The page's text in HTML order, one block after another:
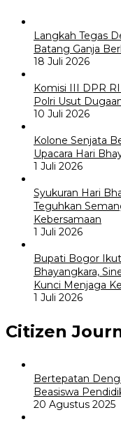
Langkah Tegas
Batang Ganja
18 Juli 2026
Komisi III DPR
Polri Usut
10 Juli 2026
Kolone Senjata
Upacara Hari
1 Juli 2026
Syukuran Hari
Teguhkan
Kebersamaan
1 Juli 2026
Bupati Bogor
Bhayangkara,
Kunci Menjaga
1 Juli 2026
Citizen
Bertepatan
Beasiswa
20 Agustus 2025